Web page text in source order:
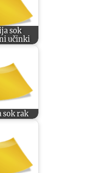
sok
učinki
sok rak